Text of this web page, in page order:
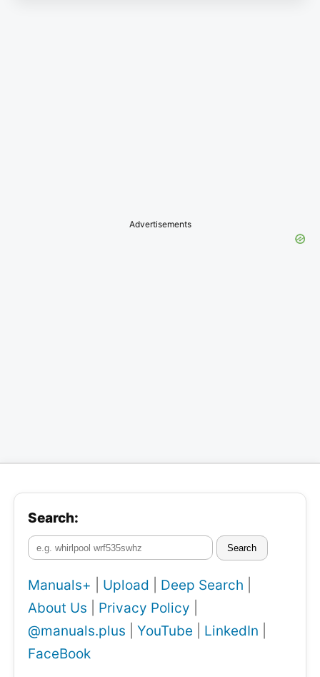
Advertisements
Search:
Search
Manuals+ Upload Deep Search
About Us
Privacy Policy
@manuals.plus
YouTube LinkedIn
FaceBook